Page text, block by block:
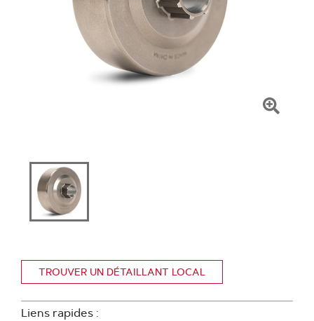
TROUVER UN DÉTAILLANT LOCAL
Liens rapides :